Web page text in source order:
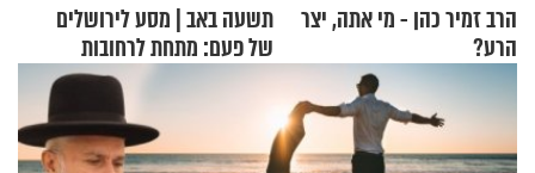
הרב זמיר כהן - מי אתה, יצר
הרע?
תשעה באב | מסע לירושלים
של פעם: מתחת לרחובות
ירושלים